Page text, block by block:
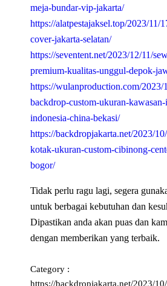
meja-bundar-vip-jakarta/
https://alatpestajaksel.top/2023/11/
cover-jakarta-selatan/
https://seventent.net/2023/12/11/
premium-kualitas-unggul-depok-
https://wulanproduction.com/2023/
backdrop-custom-ukuran-
indonesia-china-bekasi/
https://backdropjakarta.net/2023/
kotak-ukuran-custom-cibinong-
bogor/
Tidak perlu ragu lagi, segera
untuk berbagai kebutuhan dan
Dipastikan anda akan puas dan
dengan memberikan yang terbaik.
Category :
https://backdropjakarta.net/2023/